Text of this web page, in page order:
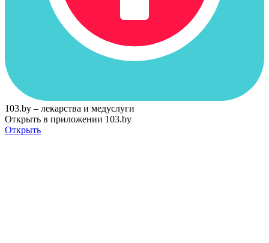
103.by – лекарства и медуслуги
Открыть в приложении 103.by
Открыть